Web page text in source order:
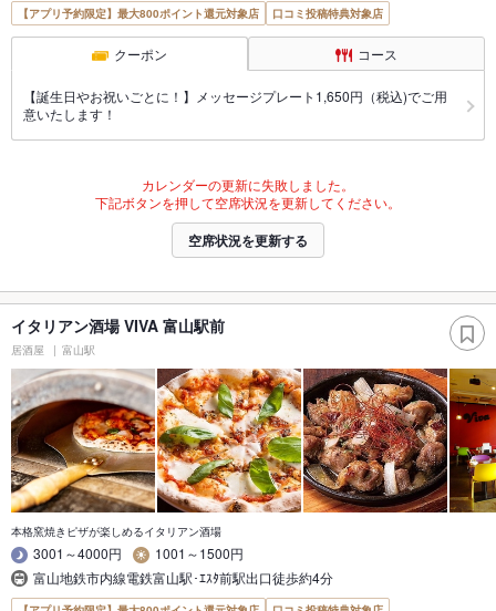
【アプリ予約限定】最大800ポイント還元対象店 口コミ投稿特典対象店
クーポン コース
【誕生日やお祝いごとに！】メッセージプレート1,650円（税込)でご用
意いたします！
カレンダーの更新に失敗しました。
下記ボタンを押して空席状況を更新してください。
空席状況を更新する
イタリアン酒場 VIVA 富山駅前
居酒屋 富山駅
本格窯焼きピザが楽しめるイタリアン酒場
3001～4000円
1001～1500円
富山地鉄市内線電鉄富山駅･ｴｽﾀ前駅出口徒歩約4分